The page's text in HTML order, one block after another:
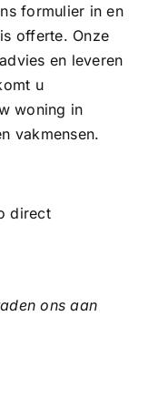
formulier in en
offerte. Onze
en leveren
u
woning in
vakmensen.
ons aan